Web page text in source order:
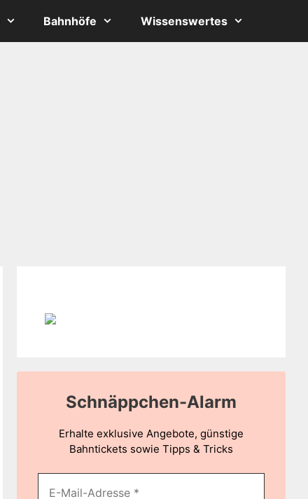
Bahnhöfe Wissenswertes
Schnäppchen-Alarm
Erhalte exklusive Angebote, günstige
Bahntickets sowie Tipps & Tricks